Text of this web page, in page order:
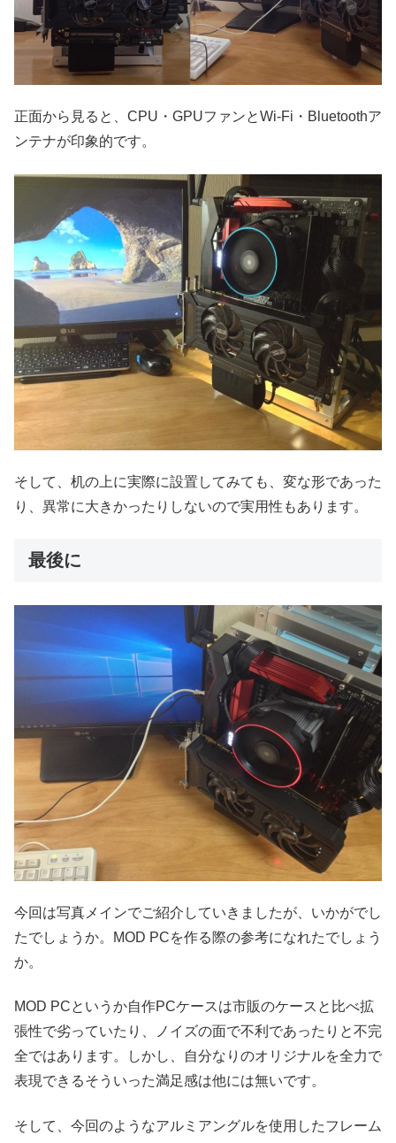
正面から見ると、CPU・GPUファンとWi-Fi・Bluetoothア
ンテナが印象的です。
そして、机の上に実際に設置してみても、変な形であった
り、異常に大きかったりしないので実用性もあります。
最後に
今回は写真メインでご紹介していきましたが、いかがでし
たでしょうか。MOD PCを作る際の参考になれたでしょう
か。
MOD PCというか自作PCケースは市販のケースと比べ拡
張性で劣っていたり、ノイズの面で不利であったりと不完
全ではあります。しかし、自分なりのオリジナルを全力で
表現できるそういった満足感は他には無いです。
そして、今回のようなアルミアングルを使用したフレーム